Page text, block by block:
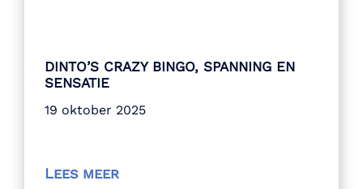
DINTO’S CRAZY BINGO, SPANNING EN
SENSATIE
19 oktober 2025
Lees meer